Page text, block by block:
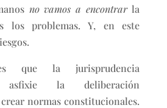
no vamos a encontrarla
los problemas. Y, en este
que la jurisprudencia
asfixie la deliberación
normas constitucionales.